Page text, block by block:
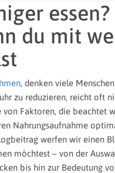
du mit
, denken viele
zu reduzieren, reicht oft
von Faktoren, die beachtet
Nahrungsaufnahme
werfen wir einen
möchtest – von der
bis hin zur Bedeutung